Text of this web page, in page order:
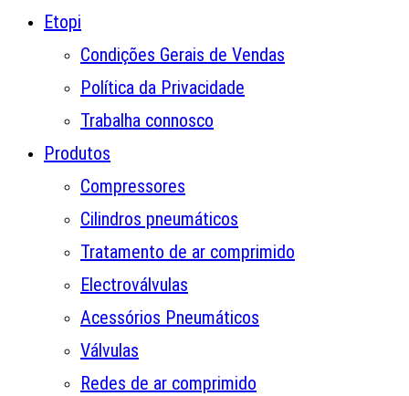
Etopi
Condições Gerais de Vendas
Política da Privacidade
Trabalha connosco
Produtos
Compressores
Cilindros pneumáticos
Tratamento de ar comprimido
Electroválvulas
Acessórios Pneumáticos
Válvulas
Redes de ar comprimido